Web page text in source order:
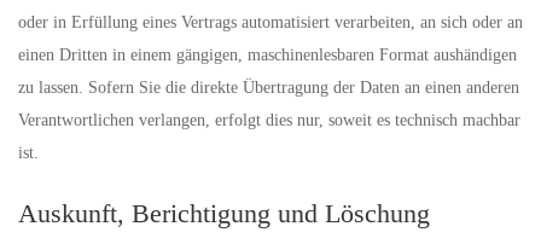
oder in Erfüllung eines Vertrags automatisiert verarbeiten, an sich oder an
einen Dritten in einem gängigen, maschinenlesbaren Format aushändigen
zu lassen. Sofern Sie die direkte Übertragung der Daten an einen anderen
Verantwortlichen verlangen, erfolgt dies nur, soweit es technisch machbar
ist.
Auskunft, Berichtigung und Löschung